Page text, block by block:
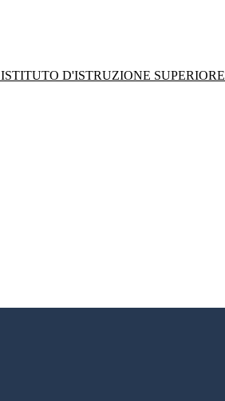
ISTITUTO D'ISTRUZIONE SUPERIORE